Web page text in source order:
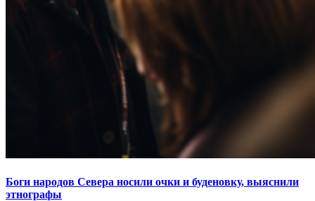
Боги народов Севера носили очки и буденовку, выяснили
этнографы